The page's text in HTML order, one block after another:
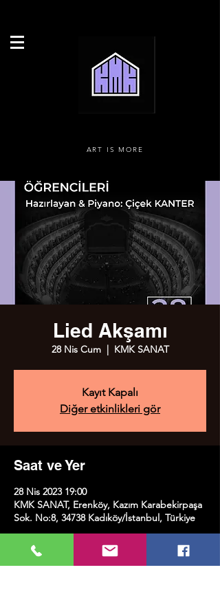
ART IS MORE
Lied Akşamı
28 Nis Cum
  |
KMK SANAT
Kayıt Kapalı
Diğer etkinlikleri gör
Saat ve Yer
28 Nis 2023 19:00
KMK SANAT, Erenköy, Kazım Karabekirpaşa
Sok. No:8, 34738 Kadıköy/İstanbul, Türkiye